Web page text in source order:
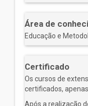
Área de
Educação e
Certificado
Os cursos de
certificados,
Após a realização